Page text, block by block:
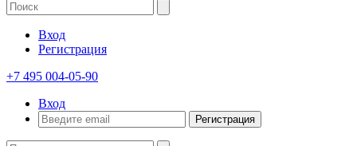
Вход
Регистрация
+7 495 004-05-90
Вход
Регистрация